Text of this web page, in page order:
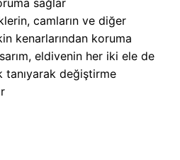
sağlar
camların ve diğer
kenarlarından koruma
eldivenin her iki ele de
tanıyarak değiştirme